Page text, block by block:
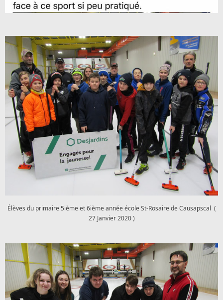
Élèves du primaire 5ième et 6ième année école St-Rosaire de Causapscal (
27 Janvier 2020 )